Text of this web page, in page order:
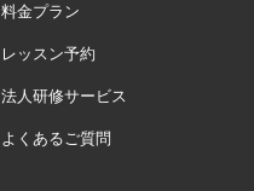
料金プラン
レッスン予約
法人研修サービス
よくあるご質問